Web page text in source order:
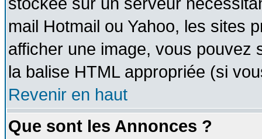
mail Hotmail ou Yahoo, les sites
afficher une image, vous pouvez
la balise HTML appropriée (si
Revenir en haut
Que sont les Annonces ?